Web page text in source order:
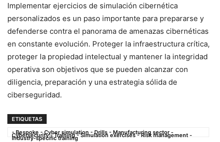
Implementar ejercicios de simulación cibernética
personalizados es un paso importante para prepararse y
defenderse contra el panorama de⁣ amenazas cibernéticas
en constante evolución. Proteger ​la infraestructura crítica,
proteger la propiedad intelectual y mantener la integridad
operativa son objetivos que se pueden⁢ alcanzar con
diligencia, preparación y una estrategia sólida de
ciberseguridad.
ETIQUETAS
- Bespoke - Cyber simulation - Drills - Manufacturing sector -
Cybersecurity - Training - Simulation exercises - Risk management -
Industry-specific training